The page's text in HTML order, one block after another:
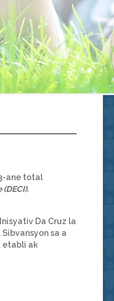
ane total
Da Cruz la
sa a
etabli ak